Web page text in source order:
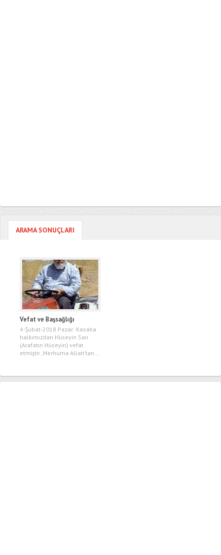
ARAMA SONUÇLARI
Vefat ve Başsağlığı
4-Şubat-2018 Pazar: Kasaba
halkımızdan Hüseyin Sarı
(Arafatın Hüseyin) vefat
etmiştir ,Merhuma Allah’tan...